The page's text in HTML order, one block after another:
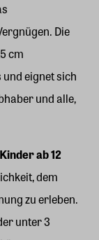
Die
cm
eignet sich
und alle,
ab 12
dem
zu erleben.
unter 3